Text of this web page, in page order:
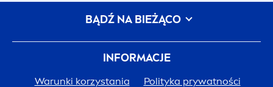
INFORMACJE
Warunki korzystania
Polityka prywatności
BĄDŹ NA BIEŻĄCO